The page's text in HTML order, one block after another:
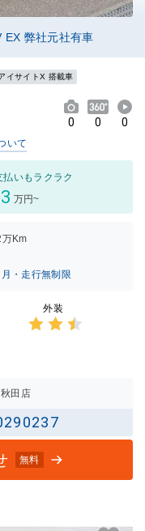
EX 弊社元社有車
イサイトX 搭載車
0 0 0
いて
いもラクラク
万円~
万Km
・走行無制限
外装
田店
無料